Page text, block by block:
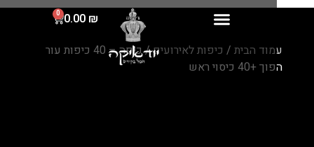
0.00₪
0
הבית/כיפות לאירועים
/ כיפה – 40 כיפות עור